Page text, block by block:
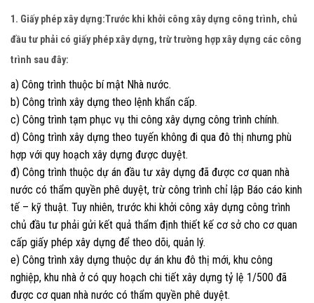
1. Giấy phép xây dựng:Trước khi khởi công xây dựng công trình, chủ
đầu tư phải có giấy phép xây dựng, trừ trường hợp xây dựng các công
trình sau đây:
a) Công trình thuộc bí mật Nhà nước.
b) Công trình xây dựng theo lệnh khẩn cấp.
c) Công trình tạm phục vụ thi công xây dựng công trình chính.
d) Công trình xây dựng theo tuyến không đi qua đô thị nhưng phù
hợp với quy hoạch xây dựng được duyệt.
đ) Công trình thuộc dự án đầu tư xây dựng đã được cơ quan nhà
nước có thẩm quyền phê duyệt, trừ công trình chỉ lập Báo cáo kinh
tế – kỹ thuật. Tuy nhiên, trước khi khởi công xây dựng công trình
chủ đầu tư phải gửi kết quả thẩm định thiết kế cơ sở cho cơ quan
cấp giấy phép xây dựng để theo dõi, quản lý.
e) Công trình xây dựng thuộc dự án khu đô thị mới, khu công
nghiệp, khu nhà ở có quy hoạch chi tiết xây dựng tỷ lệ 1/500 đã
được cơ quan nhà nước có thẩm quyền phê duyệt.